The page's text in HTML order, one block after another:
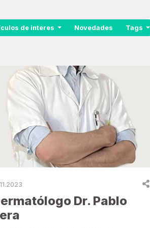
de interes Novedades Tags
Dr. Pablo